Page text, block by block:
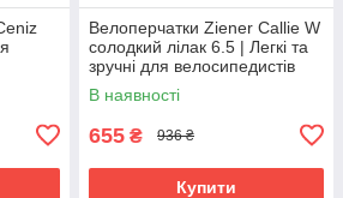
та
Велоперчатки Ziener Callie W
солодкий лілак 6.5 | Легкі та
зручні для велосипедистів
В наявності
655 ₴ 936 ₴
Купити